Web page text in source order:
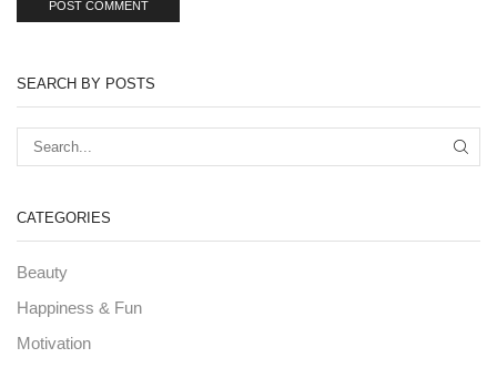
SEARCH BY POSTS
CATEGORIES
Beauty
Happiness & Fun
Motivation